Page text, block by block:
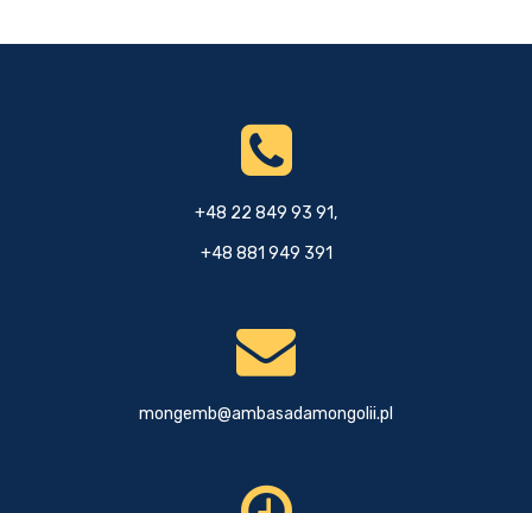
+48 22 849 93 91,
+48 881 949 391
mongemb@ambasadamongolii.pl